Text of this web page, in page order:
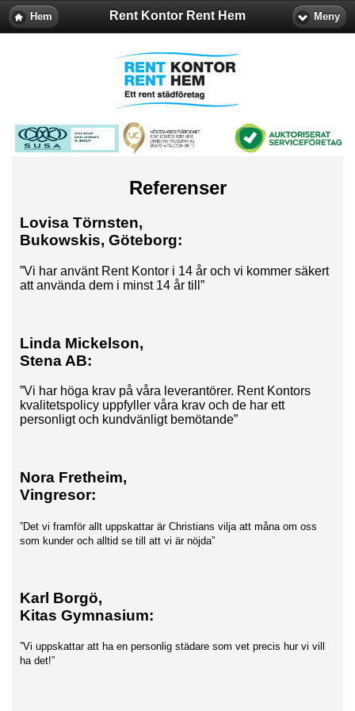
Hem Rent Kontor Rent Hem Meny
Referenser
Lovisa Törnsten,
Bukowskis, Göteborg:
”Vi har använt Rent Kontor i 14 år och vi kommer säkert
att använda dem i minst 14 år till”
Linda Mickelson,
Stena AB:
”Vi har höga krav på våra leverantörer. Rent Kontors
kvalitetspolicy uppfyller våra krav och de har ett
personligt och kundvänligt bemötande”
Nora Fretheim,
Vingresor:
”Det vi framför allt uppskattar är Christians vilja att måna om oss
som kunder och alltid se till att vi är nöjda”
Karl Borgö,
Kitas Gymnasium:
”Vi uppskattar att ha en personlig städare som vet precis hur vi vill
ha det!”